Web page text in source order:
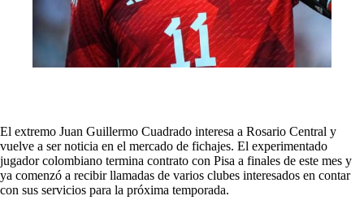
El extremo Juan Guillermo Cuadrado interesa a Rosario Central y
vuelve a ser noticia en el mercado de fichajes. El experimentado
jugador colombiano termina contrato con Pisa a finales de este mes y
ya comenzó a recibir llamadas de varios clubes interesados en contar
con sus servicios para la próxima temporada.